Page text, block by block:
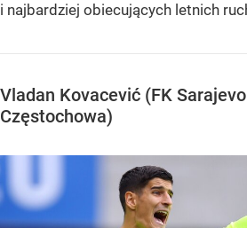
i najbardziej obiecujących letnich
Vladan Kovacević (FK
Częstochowa)